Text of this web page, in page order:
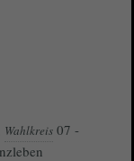
Wahlkreis 07 -